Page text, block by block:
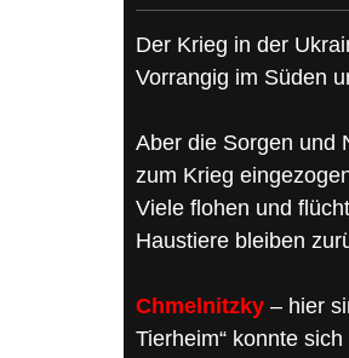
Der Krieg in der
Vorrangig im Süden
Aber die Sorgen und
zum Krieg
Viele flohen und
Haustiere bleiben
Chmelnitzky – hier
Tierheim“ konnte